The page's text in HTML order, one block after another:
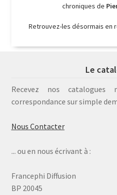
chroniques de
Retrouvez-les désormais en
Le
Recevez nos
correspondance sur simple
Nous Contacter
... ou en nous écrivant à :
Francephi Diffusion
BP 20045